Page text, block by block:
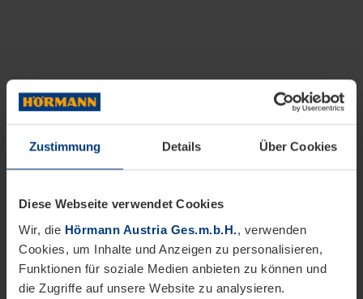
Zustimmung Details Über Cookies
Diese Webseite verwendet Cookies
Wir, die Hörmann Austria Ges.m.b.H., verwenden
Cookies, um Inhalte und Anzeigen zu personalisieren,
Funktionen für soziale Medien anbieten zu können und
die Zugriffe auf unsere Website zu analysieren.